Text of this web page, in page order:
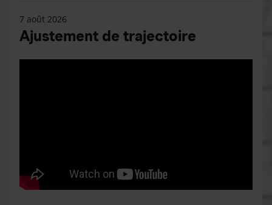
7 août 2026
Ajustement de trajectoire